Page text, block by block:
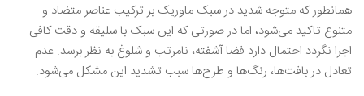
همانطور که متوجه شدید در سبک ماوریک بر ترکیب عناصر متضاد و
متنوع تاکید می‌شود، اما در صورتی که این سبک با سلیقه و دقت کافی
اجرا نگردد احتمال دارد فضا آشفته، نامرتب و شلوغ به نظر برسد. عدم
تعادل در بافت‌ها، رنگ‌ها و طرح‌ها سبب تشدید این مشکل می‌شود.